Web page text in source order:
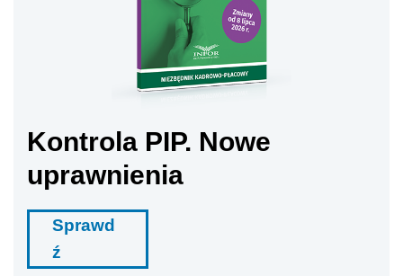
Kontrola PIP. Nowe
uprawnienia
Sprawd
ź